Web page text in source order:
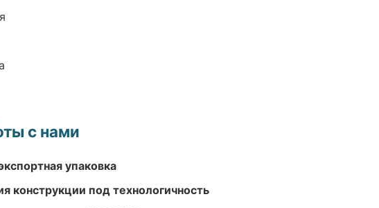
с нами
упаковка
конструкции под технологичность